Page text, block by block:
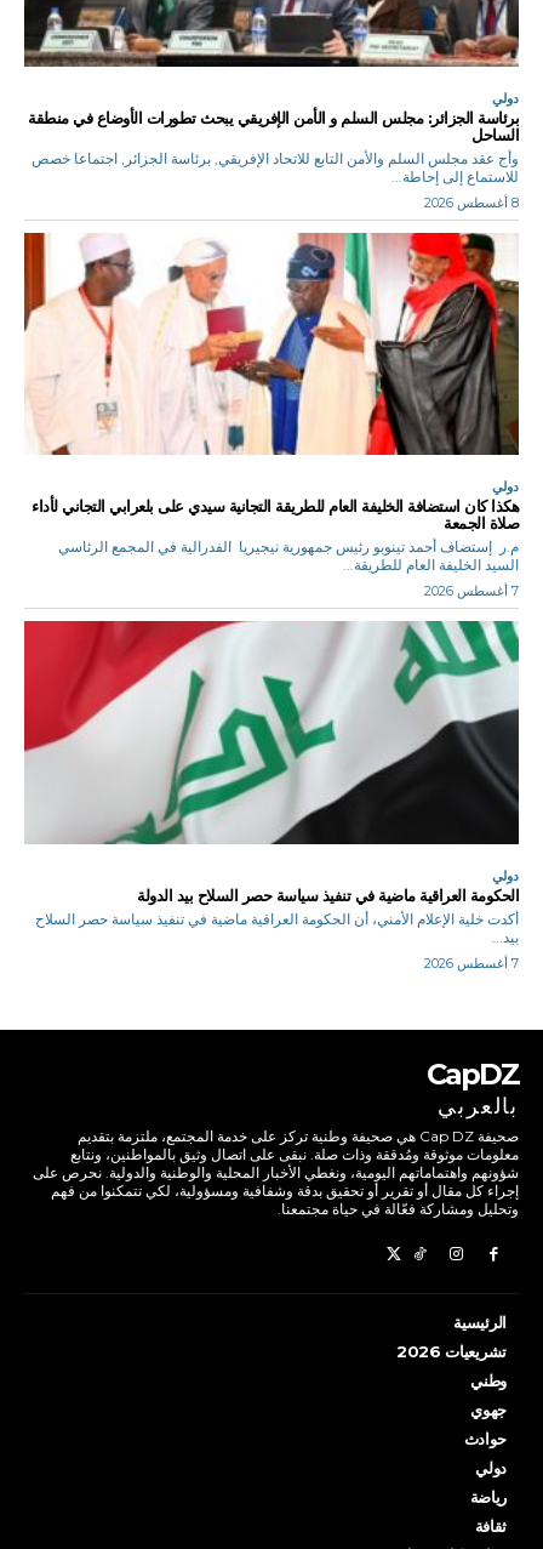
دولي
برئاسة الجزائر: مجلس السلم و الأمن الإفريقي يبحث تطورات الأوضاع في منطقة
الساحل
وأج عقد مجلس السلم والأمن التابع للاتحاد الإفريقي, برئاسة الجزائر, اجتماعا خصص
للاستماع إلى إحاطة...
8 أغسطس 2026
دولي
هكذا كان استضافة الخليفة العام للطريقة التجانية سيدي على بلعرابي التجاني لأداء
صلاة الجمعة
م.ر إستضاف أحمد تينوبو رئيس جمهورية نيجيريا الفدرالية في المجمع الرئاسي
السيد الخليفة العام للطريقة...
7 أغسطس 2026
دولي
الحكومة العراقية ماضية في تنفيذ سياسة حصر السلاح بيد الدولة
أكدت خلية الإعلام الأمني، أن الحكومة العراقية ماضية في تنفيذ سياسة حصر السلاح
بيد...
7 أغسطس 2026
CapDZ
بالعربي
صحيفة Cap DZ هي صحيفة وطنية تركز على خدمة المجتمع، ملتزمة بتقديم
معلومات موثوقة ومُدققة وذات صلة. نبقى على اتصال وثيق بالمواطنين، ونتابع
شؤونهم واهتماماتهم اليومية، ونغطي الأخبار المحلية والوطنية والدولية. نحرص على
إجراء كل مقال أو تقرير أو تحقيق بدقة وشفافية ومسؤولية، لكي تتمكنوا من فهم
وتحليل ومشاركة فعّالة في حياة مجتمعنا.
الرئيسية
تشريعيات 2026
وطني
جهوي
حوادث
دولي
رياضة
ثقافة